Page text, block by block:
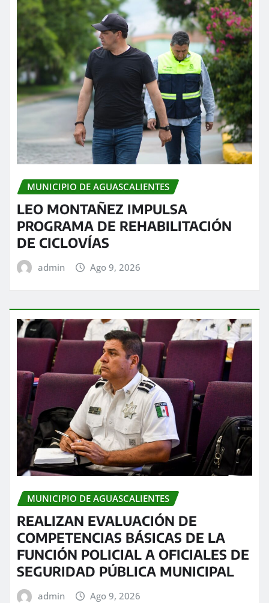
MUNICIPIO DE AGUASCALIENTES
LEO MONTAÑEZ IMPULSA
PROGRAMA DE REHABILITACIÓN
DE CICLOVÍAS
admin Ago 9, 2026
MUNICIPIO DE AGUASCALIENTES
REALIZAN EVALUACIÓN DE
COMPETENCIAS BÁSICAS DE LA
FUNCIÓN POLICIAL A OFICIALES DE
SEGURIDAD PÚBLICA MUNICIPAL
admin Ago 9, 2026